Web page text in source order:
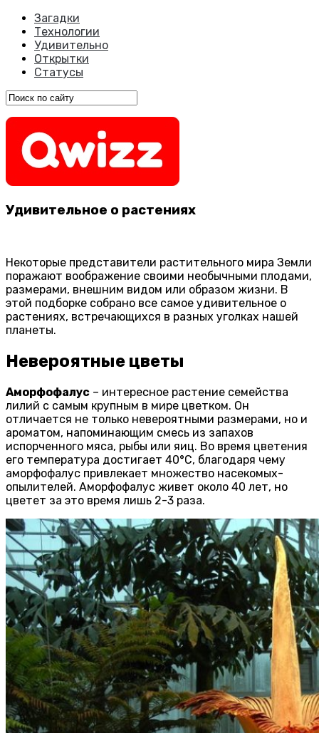
Загадки
Технологии
Удивительно
Открытки
Статусы
Удивительное о растениях
Некоторые представители растительного мира Земли
поражают воображение своими необычными плодами,
размерами, внешним видом или образом жизни. В
этой подборке собрано все самое удивительное о
растениях, встречающихся в разных уголках нашей
планеты.
Невероятные цветы
Аморфофалус – интересное растение семейства
лилий с самым крупным в мире цветком. Он
отличается не только невероятными размерами, но и
ароматом, напоминающим смесь из запахов
испорченного мяса, рыбы или яиц. Во время цветения
его температура достигает 40°С, благодаря чему
аморфофалус привлекает множество насекомых-
опылителей. Аморфофалус живет около 40 лет, но
цветет за это время лишь 2-3 раза.